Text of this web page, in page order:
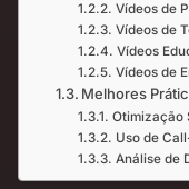
Vídeos de
Vídeos de
Vídeos
Vídeos de
Melhores
Otimização
Uso de
Análise de